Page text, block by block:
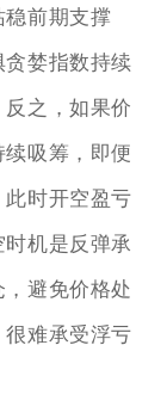
前期支撑
婪指数持续
之，如果价
吸筹，即便
时开空盈亏
机是反弹承
避免价格处
难承受浮亏